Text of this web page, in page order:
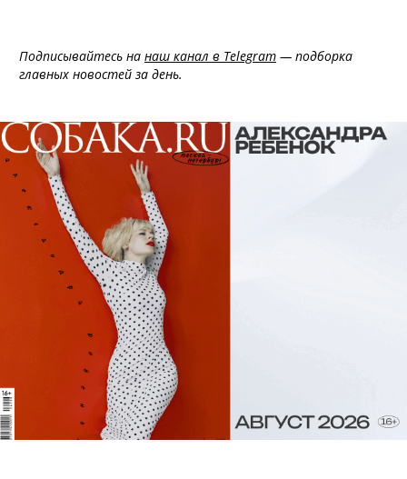
Подписывайтесь на наш канал в Telegram — подборка
главных новостей за день.